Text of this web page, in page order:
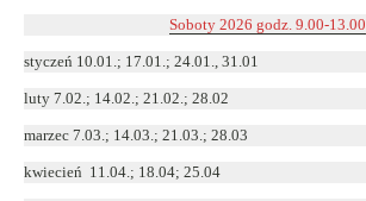
Soboty 2026 godz. 9.00-13.00
styczeń 10.01.; 17.01.; 24.01., 31.01
luty 7.02.; 14.02.; 21.02.; 28.02
marzec 7.03.; 14.03.; 21.03.; 28.03
kwiecień 11.04.; 18.04; 25.04